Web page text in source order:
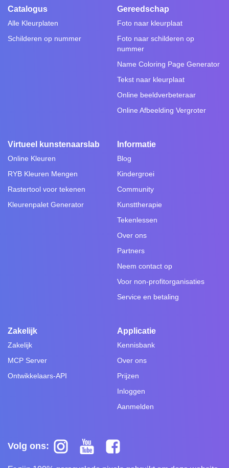
Catalogus
Alle Kleurplaten
Schilderen op nummer
Gereedschap
Foto naar kleurplaat
Foto naar schilderen op
nummer
Name Coloring Page Generator
Tekst naar kleurplaat
Online beeldverbeteraar
Online Afbeelding Vergroter
Virtueel kunstenaarslab
Online Kleuren
RYB Kleuren Mengen
Rastertool voor tekenen
Kleurenpalet Generator
Informatie
Blog
Kindergroei
Community
Kunsttherapie
Tekenlessen
Over ons
Partners
Neem contact op
Voor non-profitorganisaties
Service en betaling
Zakelijk
Zakelijk
MCP Server
Ontwikkelaars-API
Applicatie
Kennisbank
Over ons
Prijzen
Inloggen
Aanmelden
Volg ons: